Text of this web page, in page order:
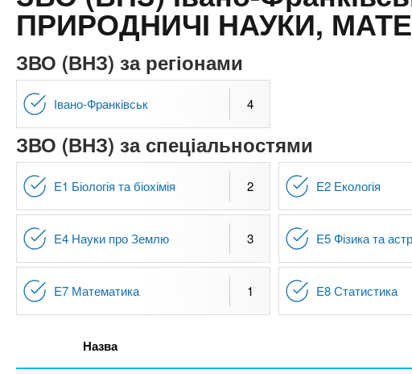
n
t
s
.
i
n
f
o
и
х
з
а
к
л
а
д
в
ПРИРОДНИЧІ НАУКИ,
ЗВО (ВНЗ) за регіонами
Івано-Франківськ 4
ЗВО (ВНЗ) за спеціальностями
E1 Біологія та біохімія 2 E2 Екологія
E4 Науки про Землю 3 E5 Фізика та
E7 Математика 1 E8 Статистика
Назва